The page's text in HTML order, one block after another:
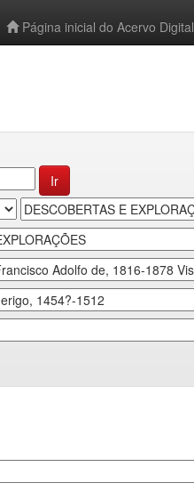
Página inicial do Acervo Digital